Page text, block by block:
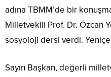
adına TBMM’de bir
Milletvekili Prof. Dr. Özcan
sosyoloji dersi verdi.
Sayın Başkan, değerli